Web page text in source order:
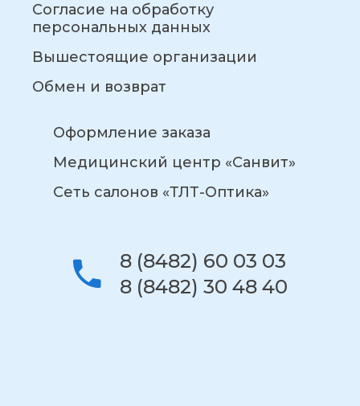
Согласие на обработку
персональных данных
Вышестоящие организации
Обмен и возврат
Оформление заказа
Медицинский центр «Санвит»
Сеть салонов «ТЛТ-Оптика»
8 (8482) 60 03 03
8 (8482) 30 48 40